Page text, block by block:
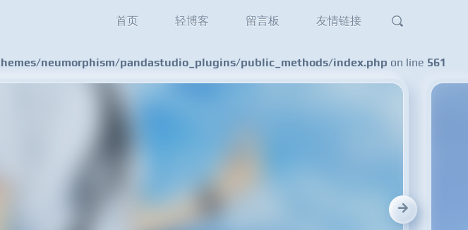
首页 轻博客 留言板 友情链接
neumorphism/pandastudio_plugins/public_methods/index.php on line 561